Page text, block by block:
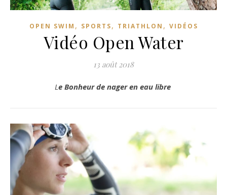
OPEN SWIM , SPORTS, TRIATHLON , VIDÉOS
Vidéo Open Water
13 août 2018
Le Bonheur de nager en eau libre